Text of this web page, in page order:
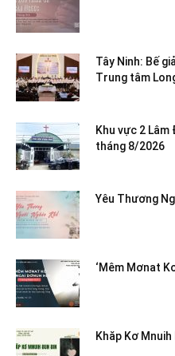
Tây Ninh: Bế
Trung tâm
Khu vực 2
tháng 8/2026
Yêu Thương
‘Mêm Mơnat
Khăp Kơ